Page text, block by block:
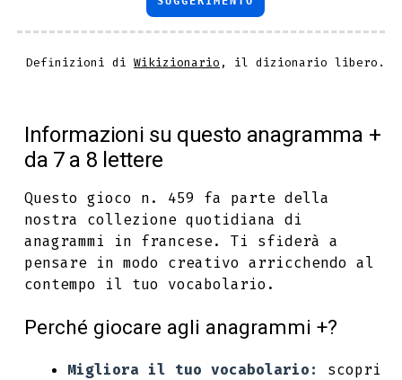
Definizioni diWikizionario , il dizionario libero.
Informazioni su questo anagramma +
da 7 a 8 lettere
Questo gioco n. 459 fa parte della
nostra collezione quotidiana di
anagrammi in francese. Ti sfiderà a
pensare in modo creativo arricchendo al
contempo il tuo vocabolario.
Perché giocare agli anagrammi +?
Migliora il tuo vocabolario:
scopri